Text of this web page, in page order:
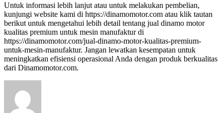
Untuk informasi lebih lanjut atau untuk melakukan pembelian,
kunjungi website kami di https://dinamomotor.com atau klik tautan
berikut untuk mengetahui lebih detail tentang jual dinamo motor
kualitas premium untuk mesin manufaktur di
https://dinamomotor.com/jual-dinamo-motor-kualitas-premium-
untuk-mesin-manufaktur. Jangan lewatkan kesempatan untuk
meningkatkan efisiensi operasional Anda dengan produk berkualitas
dari Dinamomotor.com.